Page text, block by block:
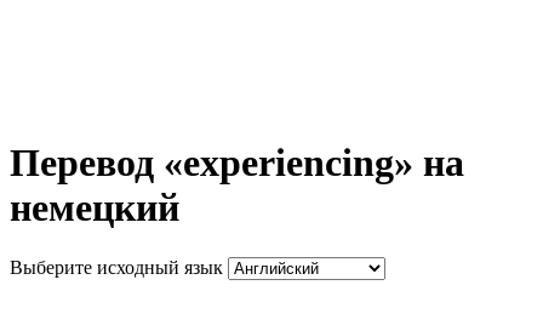
Перевод «experiencing» на
немецкий
Выберите исходный язык